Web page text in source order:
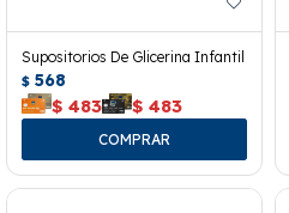
Supositorios De Glicerina Infantil
$ 568
$ 483 $ 483